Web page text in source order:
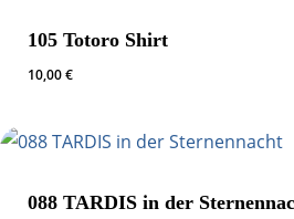
105 Totoro Shirt
10,00€
088 TARDIS in der